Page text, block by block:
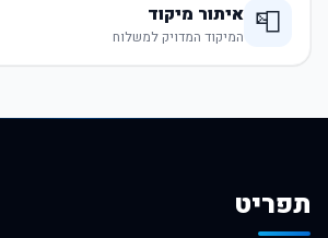
📮 איתור מיקוד
המיקוד המדויק למשלוח
תפריט